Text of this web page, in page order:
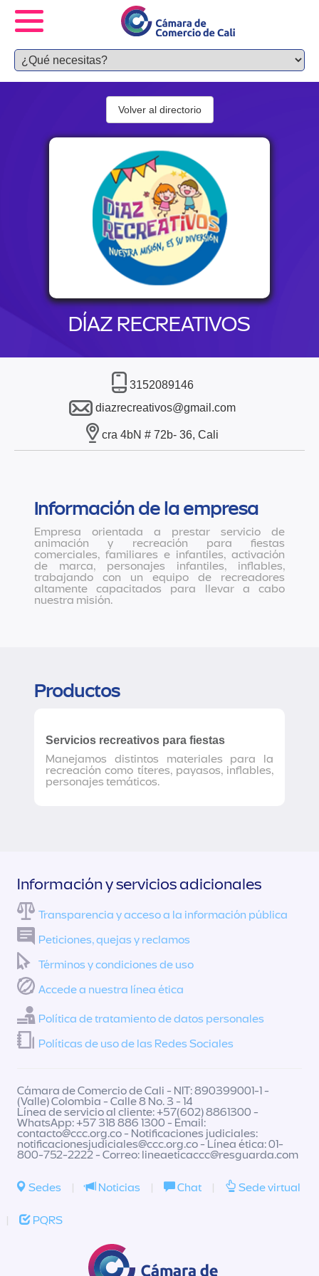
DÍAZ RECREATIVOS
Volver al directorio
3152089146
diazrecreativos@gmail.com
cra 4bN # 72b- 36, Cali
Información de la empresa
Empresa orientada a prestar servicio de
animación y recreación para fiestas
comerciales, familiares e infantiles, activación
de marca, personajes infantiles, inflables,
trabajando con un equipo de recreadores
altamente capacitados para llevar a cabo
nuestra misión.
Productos
Servicios recreativos para fiestas
Manejamos distintos materiales para la
recreación como títeres, payasos, inflables,
personajes temáticos.
Información y servicios adicionales
Transparencia y acceso a la información pública
Peticiones, quejas y reclamos
Términos y condiciones de uso
Accede a nuestra línea ética
Política de tratamiento de datos personales
Políticas de uso de las Redes Sociales
Cámara de Comercio de Cali - NIT: 890399001-1 -
(Valle) Colombia - Calle 8 No. 3 - 14
Línea de servicio al cliente: +57(602) 8861300 -
WhatsApp: +57 318 886 1300 - Email:
contacto@ccc.org.co- Notificaciones judiciales:
notificacionesjudiciales@ccc.org.co- Línea ética: 01-
800-752-2222 - Correo: lineaeticaccc@resguarda.com
Sedes | Noticias | Chat | Sede virtual
| PQRS